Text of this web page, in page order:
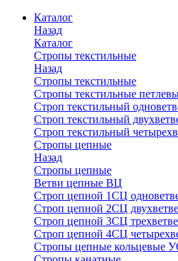
Каталог
Назад
Каталог
Стропы текстильные
Назад
Стропы текстильные
Стропы текстильные
Строп текстильный
Строп текстильный
Строп текстильный
Стропы цепные
Назад
Стропы цепные
Ветви цепные ВЦ
Строп цепной 1СЦ
Строп цепной 2СЦ
Строп цепной 3СЦ
Строп цепной 4СЦ
Стропы цепные кольцевые